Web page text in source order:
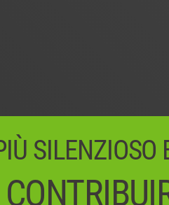
SILENZIOSO